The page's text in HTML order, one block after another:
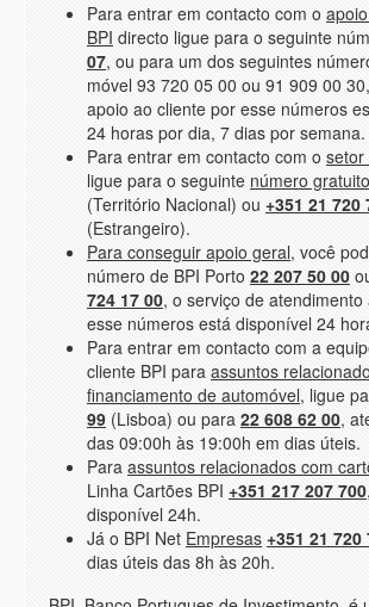
Para entrar em contacto com o
BPI directo ligue para o seguinte
07, ou para um dos seguintes
móvel 93 720 05 00 ou 91 909 00
apoio ao cliente por esse números
24 horas por dia, 7 dias por semana.
Para entrar em contacto com o setor
ligue para o seguinte número gratuito
(Território Nacional) ou +351 21 720
(Estrangeiro).
Para conseguir apoio geral, você
número de BPI Porto 22 207 50 00
724 17 00, o serviço de
esse números está disponível 24
Para entrar em contacto com a
cliente BPI para assuntos
financiamento de automóvel, ligue
99 (Lisboa) ou para 22 608 62 00,
das 09:00h às 19:00h em dias úteis.
Para assuntos relacionados com
Linha Cartões BPI +351 217 207 700
disponível 24h.
Já o BPI Net Empresas +351 21 720
dias úteis das 8h às 20h.